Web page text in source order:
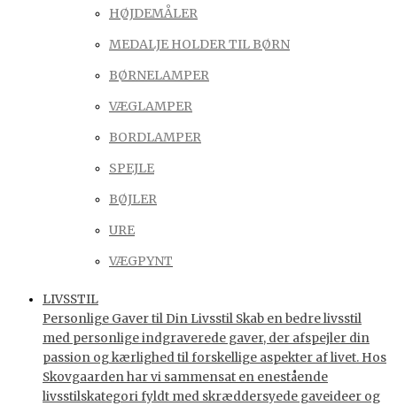
HØJDEMÅLER
MEDALJE HOLDER TIL BØRN
BØRNELAMPER
VÆGLAMPER
BORDLAMPER
SPEJLE
BØJLER
URE
VÆGPYNT
LIVSSTIL
Personlige Gaver til Din Livsstil Skab en bedre livsstil
med personlige indgraverede gaver, der afspejler din
passion og kærlighed til forskellige aspekter af livet. Hos
Skovgaarden har vi sammensat en enestående
livsstilskategori fyldt med skræddersyede gaveideer og